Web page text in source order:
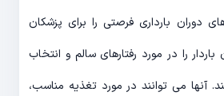
دوران بارداری فرصتی را برای پزشکان
را در مورد رفتارهای سالم و انتخاب
آنها می توانند در مورد تغذیه مناسب،